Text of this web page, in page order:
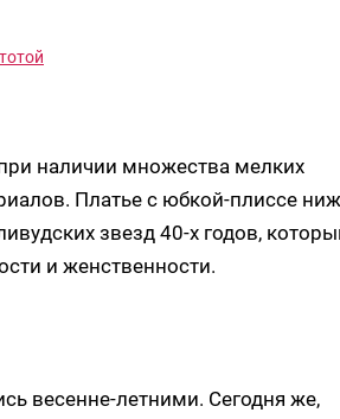
наличии множества мелких
Платье с юбкой-плиссе
звезд 40-х годов,
и женственности.
весенне-летними. Сегодня же,